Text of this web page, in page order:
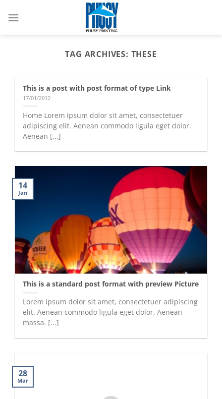
TAG ARCHIVES: THESE
This is a post with post format of type Link
17/01/2012
Home Lorem ipsum dolor sit amet, consectetuer
adipiscing elit. Aenean commodo ligula eget dolor.
Aenean [...]
This is a standard post format with preview Picture
Lorem ipsum dolor sit amet, consectetuer adipiscing
elit. Aenean commodo ligula eget dolor. Aenean
massa. [...]
14
Jan
28
Mar